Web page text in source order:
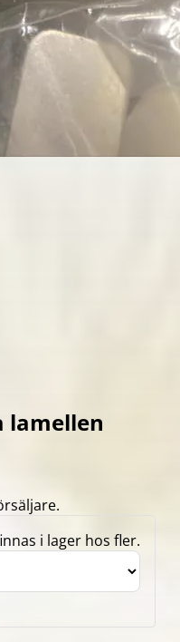
lamellen
i lager hos fler.